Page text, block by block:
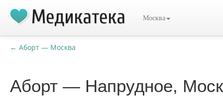
Москва
← Аборт — Москва
Аборт — Напрудное,